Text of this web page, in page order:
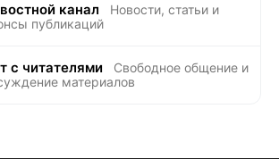
канал
Новости, статьи и
публикаций
с читателями
Свободное общение и
материалов